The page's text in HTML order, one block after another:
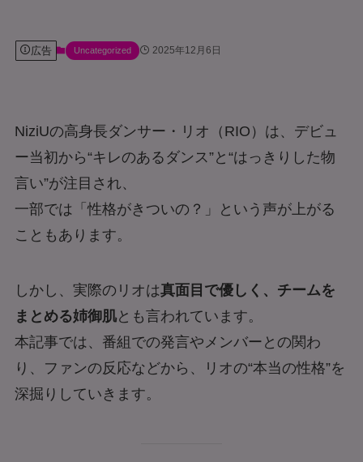
広告 Uncategorized 2025年12月6日
NiziUの高身長ダンサー・リオ（RIO）は、デビュ
ー当初から“キレのあるダンス”と“はっきりした物
言い”が注目され、
一部では「性格がきついの？」という声が上がる
こともあります。
しかし、実際のリオは真面目で優しく、チームを
まとめる姉御肌とも言われています。
本記事では、番組での発言やメンバーとの関わ
り、ファンの反応などから、リオの“本当の性格”を
深掘りしていきます。